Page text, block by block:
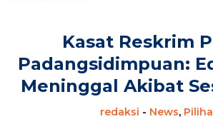
Kasat Reskrim
Padangsidimpuan:
Meninggal Akibat
redaksi - News,